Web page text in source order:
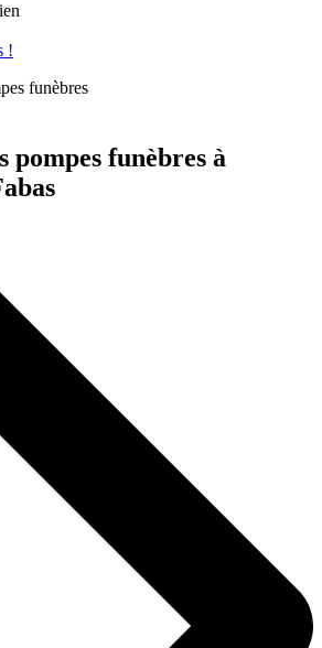
!
funèbres
pompes funèbres à